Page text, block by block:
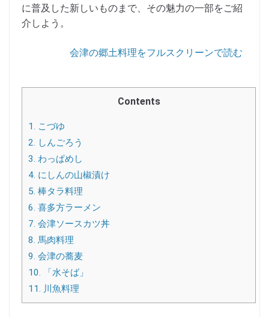
に普及した新しいものまで、その魅力の一部をご紹
介しよう。
会津の郷土料理をフルスクリーンで読む
Contents
1.
こづゆ
2.
しんごろう
3. わっぱめし
4. にしんの山椒漬け
5. 棒タラ料理
6. 喜多方ラーメン
7. 会津ソースカツ丼
8. 馬肉料理
9. 会津の蕎麦
10.
「水そば」
11.
川魚料理